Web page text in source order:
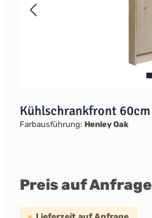
Kühlschrankfront 60cm
Farbausführung: Henley Oak
Preis auf Anfrage